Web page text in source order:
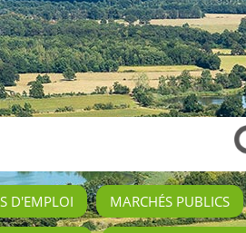
D'EMPLOI MARCHÉS PUBLICS